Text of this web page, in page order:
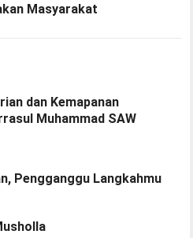
Masyarakat
dan Kemapanan
Muhammad SAW
Pengganggu Langkahmu